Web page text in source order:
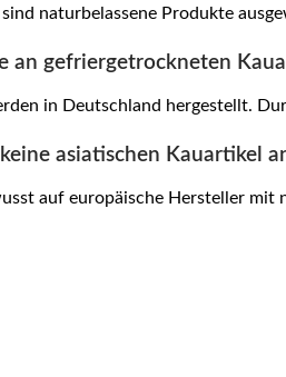
naturbelassene Produkte
an gefriergetrockneten
in Deutschland hergestellt.
asiatischen Kauartikel
auf europäische Hersteller